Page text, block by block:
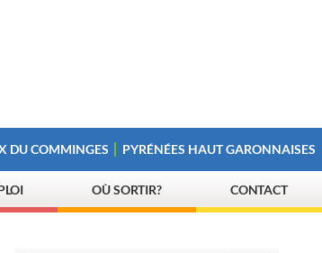
DU COMMINGES PYRÉNÉES HAUT GARONNAISES
OÙ SORTIR? CONTACT